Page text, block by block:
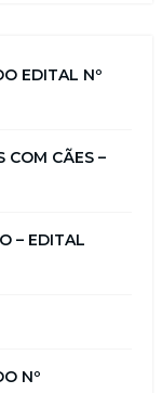
EDITAL Nº
COM CÃES –
– EDITAL
Nº